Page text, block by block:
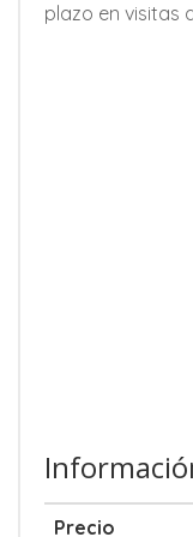
plazo en visitas
Precio